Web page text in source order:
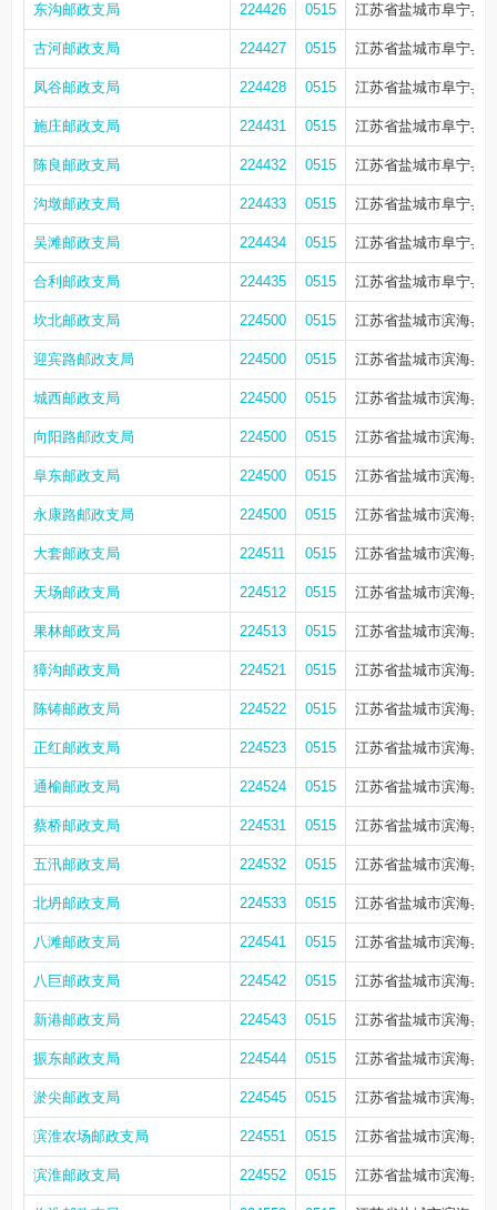
东沟邮政支局 224426 0515 江苏省盐城市阜宁县
古河邮政支局 224427 0515 江苏省盐城市阜宁县
凤谷邮政支局 224428 0515 江苏省盐城市阜宁县
施庄邮政支局 224431 0515 江苏省盐城市阜宁县
陈良邮政支局 224432 0515 江苏省盐城市阜宁县
沟墩邮政支局 224433 0515 江苏省盐城市阜宁县
吴滩邮政支局 224434 0515 江苏省盐城市阜宁县
合利邮政支局 224435 0515 江苏省盐城市阜宁县
坎北邮政支局 224500 0515 江苏省盐城市滨海县
迎宾路邮政支局 224500 0515 江苏省盐城市滨海县
城西邮政支局 224500 0515 江苏省盐城市滨海县
向阳路邮政支局 224500 0515 江苏省盐城市滨海县
阜东邮政支局 224500 0515 江苏省盐城市滨海县
永康路邮政支局 224500 0515 江苏省盐城市滨海县
大套邮政支局 224511 0515 江苏省盐城市滨海县
天场邮政支局 224512 0515 江苏省盐城市滨海县
果林邮政支局 224513 0515 江苏省盐城市滨海县
獐沟邮政支局 224521 0515 江苏省盐城市滨海县
陈铸邮政支局 224522 0515 江苏省盐城市滨海县
正红邮政支局 224523 0515 江苏省盐城市滨海县
通榆邮政支局 224524 0515 江苏省盐城市滨海县
蔡桥邮政支局 224531 0515 江苏省盐城市滨海县
五汛邮政支局 224532 0515 江苏省盐城市滨海县
北坍邮政支局 224533 0515 江苏省盐城市滨海县
八滩邮政支局 224541 0515 江苏省盐城市滨海县
八巨邮政支局 224542 0515 江苏省盐城市滨海县
新港邮政支局 224543 0515 江苏省盐城市滨海县
振东邮政支局 224544 0515 江苏省盐城市滨海县
淤尖邮政支局 224545 0515 江苏省盐城市滨海县
滨淮农场邮政支局 224551 0515 江苏省盐城市滨海县
滨淮邮政支局 224552 0515 江苏省盐城市滨海县